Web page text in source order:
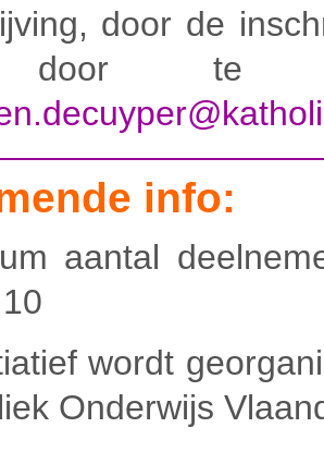
door de
te e-
info:
aantal
wordt
Onderwijs